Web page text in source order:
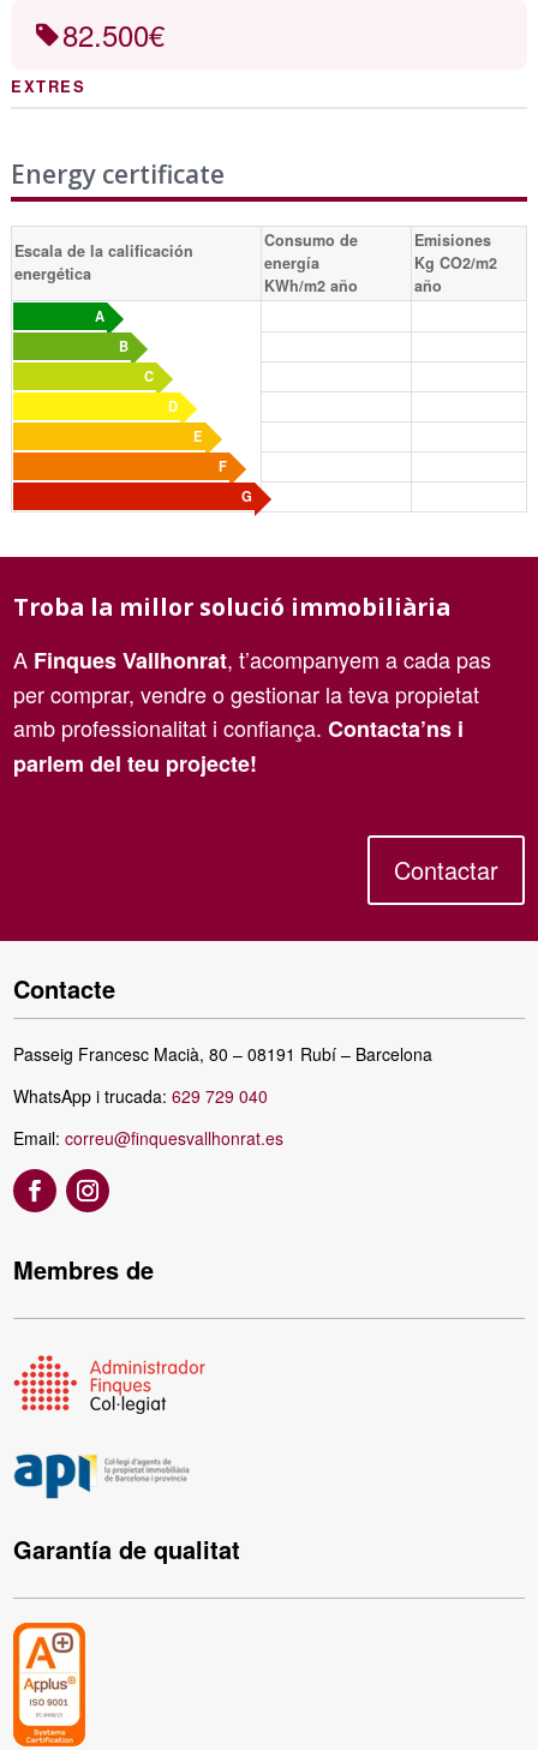
82.500€
EXTRES
Energy certificate
Escala de la calificación
energética
Consumo de
energía
KWh/m2 año
Emisiones
Kg CO2/m2
año
A
B
C
D
E
F
G
Troba la millor solució immobiliària
A Finques Vallhonrat, t’acompanyem a cada pas
per comprar, vendre o gestionar la teva propietat
amb professionalitat i confiança.Contacta’ns i
parlem del teu projecte!
Contactar
Contacte
Passeig Francesc Macià, 80 – 08191 Rubí – Barcelona
WhatsApp i trucada:629 729 040
Email:correu@finquesvallhonrat.es
Membres de
Garantía de qualitat